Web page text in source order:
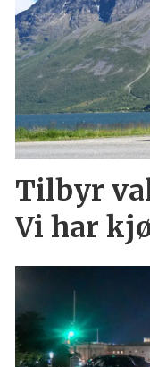
Tilbyr
Vi har